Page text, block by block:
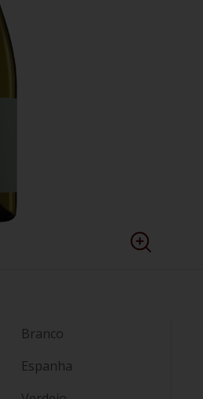
Branco
Espanha